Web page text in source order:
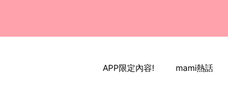
APP限定內容! mami熱話